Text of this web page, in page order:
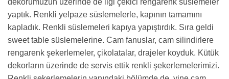
dekorumuzun üzerinde de ilgi çekici rengarenk süslemeler
yaptık. Renkli yelpaze süslemelerle, kapının tamamını
kapladık. Renkli süslemeleri kapıya yapıştırdık. Sıra geldi
sweet table süslemelerine. Cam fanuslar, cam silindirlere
rengarenk şekerlemeler, çikolatalar, drajeler koyduk. Kütük
dekorların üzerinde de servis ettik renkli şekerlemelerimizi.